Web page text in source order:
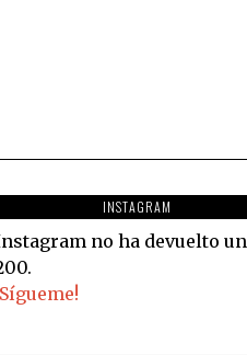
INSTAGRAM
no ha devuelto un